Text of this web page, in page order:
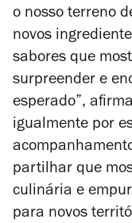
o nosso terreno
novos
sabores que
surpreender e
esperado”,
igualmente por
partilhar que
culinária e
para novos